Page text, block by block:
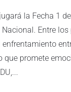
la Fecha 1
Entre
que promete